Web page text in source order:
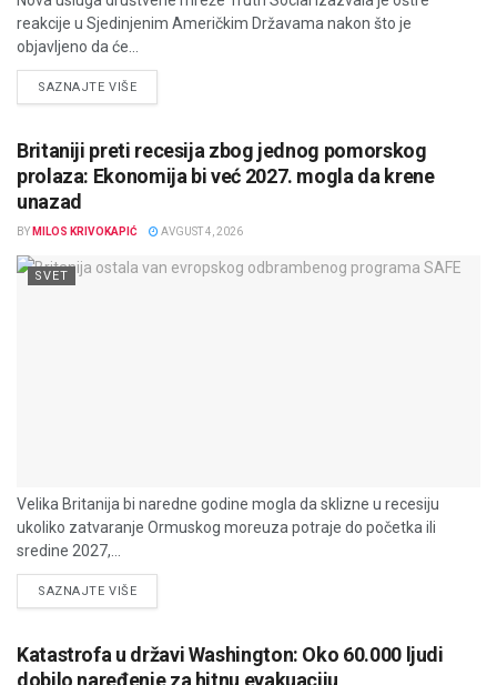
reakcije u Sjedinjenim Američkim Državama nakon što je
objavljeno da će...
SAZNAJTE VIŠEDETAILS
Britaniji preti recesija zbog jednog pomorskog
prolaza: Ekonomija bi već 2027. mogla da krene
unazad
BY MILOS KRIVOKAPIĆ AVGUST 4, 2026
SVET
Velika Britanija bi naredne godine mogla da sklizne u recesiju
ukoliko zatvaranje Ormuskog moreuza potraje do početka ili
sredine 2027,...
SAZNAJTE VIŠEDETAILS
Katastrofa u državi Washington: Oko 60.000 ljudi
dobilo naređenje za hitnu evakuaciju